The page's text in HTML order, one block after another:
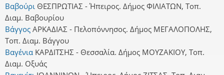
Βαβούρι ΘΕΣΠΡΩΤΙΑΣ - Ήπειρος. Δήμος ΦΙΛΙΑΤΩΝ, Τοπ.
Διαμ. Βαβουρίου
Βάγγος ΑΡΚΑΔΙΑΣ - Πελοπόννησος. Δήμος ΜΕΓΑΛΟΠΟΛΗΣ,
Τοπ. Διαμ. Βάγγου
Βαγένια ΚΑΡΔΙΤΣΗΣ - Θεσσαλία. Δήμος ΜΟΥΖΑΚΙΟΥ, Τοπ.
Διαμ. Οξυάς